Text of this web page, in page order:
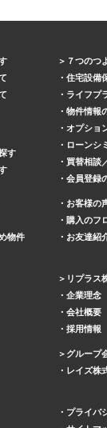
す
物件
７つのつ
住宅設備
ライフプ
物件情報
オプショ
ローンシ
買替相談
会員登録
お客様の
購入のフ
お友達紹
リプラス
企業理念
会社概要
採用情報
グループ
レイズ株
プライバ